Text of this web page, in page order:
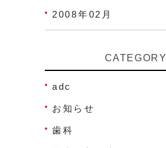
2008年02月
CATEGORY
adc
お知らせ
歯科